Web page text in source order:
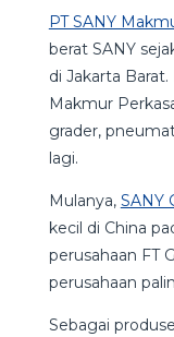
PT SANY
berat SANY
di Jakarta
Makmur
grader,
lagi.
Mulanya, SANY
kecil di China
perusahaan FT
perusahaan
Sebagai